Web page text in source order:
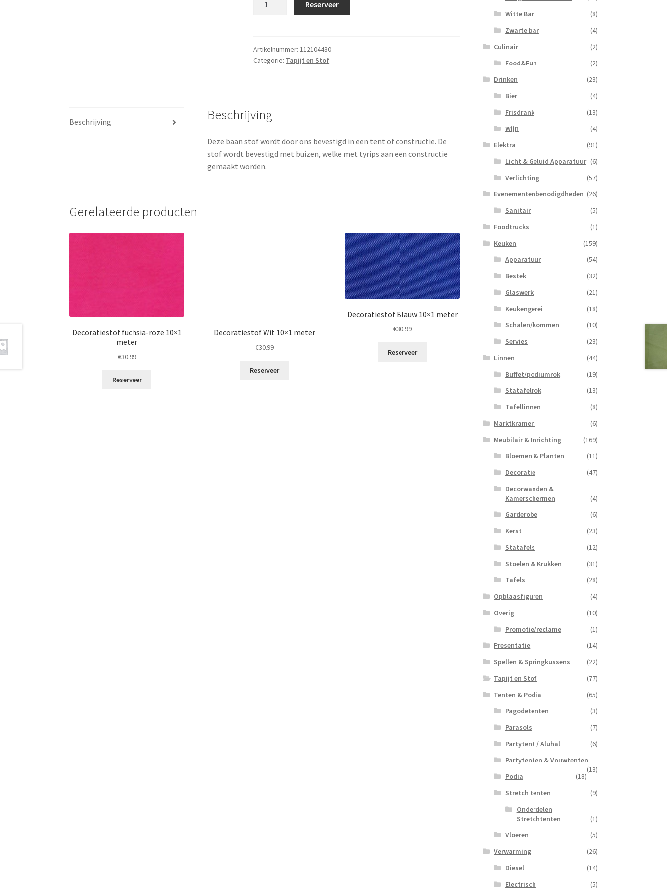
meter
zelf
Reserveer
Artikelnummer:112104430
Categorie: Tapijt en Stof
Beschrijving Beschrijving
Deze baan stof wordt door ons bevestigd in een tent of constructie. De
stof wordt bevestigd met buizen, welke met tyrips aan een constructie
gemaakt worden.
Gerelateerde producten
Decoratiestof fuchsia-roze 10×1
meter
€30.99
Reserveer
Decoratiestof Wit 10×1 meter
€30.99
Reserveer
Decoratiestof Blauw 10×1 meter
€30.99
Reserveer
Witte Bar
(8)
Zwarte bar
(4)
Culinair
(2)
Food&Fun
(2)
Drinken
(23)
Bier
(4)
Frisdrank
(13)
Wijn
(4)
Elektra
(91)
Licht & Geluid Apparatuur (6)
Verlichting
(57)
Evenementenbenodigdheden (26)
Sanitair
(5)
Foodtrucks
(1)
Keuken
(159)
Apparatuur
(54)
Bestek
(32)
Glaswerk
(21)
Keukengerei
(18)
Schalen/kommen
(10)
Servies
(23)
Linnen
(44)
Buffet/podiumrok
(19)
Statafelrok
(13)
Tafellinnen
(8)
Marktkramen
(6)
Meubilair & Inrichting
(169)
Bloemen & Planten
(11)
Decoratie
(47)
Decorwanden &
Kamerschermen
(4)
Garderobe
(6)
Kerst
(23)
Statafels
(12)
Stoelen & Krukken
(31)
Tafels
(28)
Opblaasfiguren
(4)
Overig
(10)
Promotie/reclame
(1)
Presentatie
(14)
Spellen & Springkussens
(22)
Tapijt en Stof
(77)
Tenten & Podia
(65)
Pagodetenten
(3)
Parasols
(7)
Partytent / Aluhal
(6)
Partytenten & Vouwtenten
(13)
Podia
(18)
Stretch tenten
(9)
Onderdelen
Stretchtenten
(1)
Vloeren
(5)
Verwarming
(26)
Diesel
(14)
Electrisch
(5)